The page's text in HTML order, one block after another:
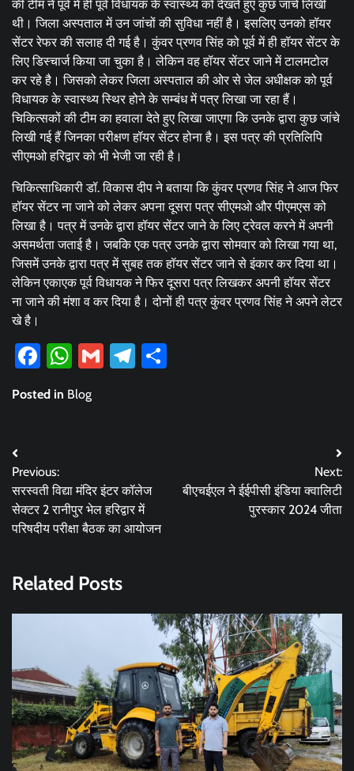
की टीम ने पूर्व में ही पूर्व विधायक के स्वास्थ्य को देखते हुए कुछ जांचे लिखी
थी। जिला अस्पताल में उन जांचों की सुविधा नहीं है। इसलिए उनको हॉयर
सेंटर रेफर की सलाह दी गई है। कुंवर प्रणव सिंह को पूर्व में ही हॉयर सेंटर के
लिए डिस्चार्ज किया जा चुका है। लेकिन वह हॉयर सेंटर जाने में टालमटोल
कर रहे है। जिसको लेकर जिला अस्पताल की ओर से जेल अधीक्षक को पूर्व
विधायक के स्वास्थ्य स्थिर होने के सम्बंध में पत्र लिखा जा रहा हैं।
चिकित्सकों की टीम का हवाला देते हुए लिखा जाएगा कि उनके द्वारा कुछ जांचे
लिखी गई हैं जिनका परीक्षण हॉयर सेंटर होना है। इस पत्र की प्रतिलिपि
सीएमओ हरिद्वार को भी भेजी जा रही है।
चिकित्साधिकारी डॉ. विकास दीप ने बताया कि कुंवर प्रणव सिंह ने आज फिर
हॉयर सेंटर ना जाने को लेकर अपना दूसरा पत्र सीएमओ और पीएमएस को
लिखा है। पत्र में उनके द्वारा हॉयर सेंटर जाने के लिए ट्रेवल करने में अपनी
असमर्थता जताई है। जबकि एक पत्र उनके द्वारा सोमवार को लिखा गया था,
जिसमें उनके द्वारा पत्र में सुबह तक हॉयर सेंटर जाने से इंकार कर दिया था।
लेकिन एकाएक पूर्व विधायक ने फिर दूसरा पत्र लिखकर अपनी हॉयर सेंटर
ना जाने की मंशा व कर दिया है। दोनों ही पत्र कुंवर प्रणव सिंह ने अपने लेटर
खे है।
Facebook
WhatsApp
GmailTelegram
Posted in Blog
Post
navigation
Previous:
सरस्वती विद्या मंदिर इंटर कॉलेज
सेक्टर 2 रानीपुर भेल हरिद्वार में
परिषदीय परीक्षा बैठक का आयोजन
Next:
बीएचईएल ने ईईपीसी इंडिया क्वालिटी
पुरस्कार 2024 जीता
Related Posts